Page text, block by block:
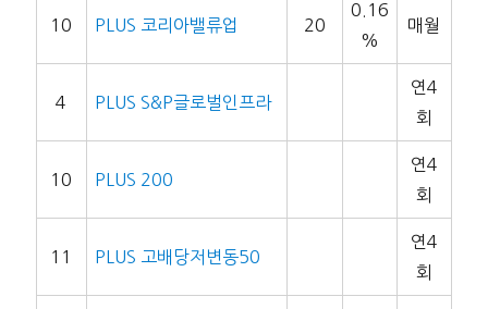
10 PLUS 코리아밸류업 20
0.16
%
매월
4 PLUS S&P글로벌인프라
연4
회
10 PLUS 200
연4
회
11 PLUS 고배당저변동50
연4
회